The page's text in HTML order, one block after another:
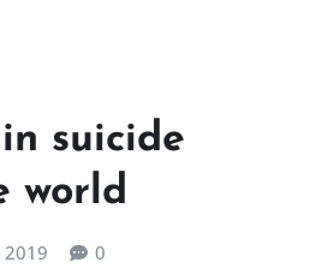
suicide
world
2019 0